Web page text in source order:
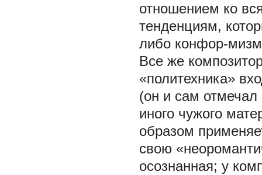
отношением ко
тенденциям,
либо конфор-
Все же
«политехника»
(он и сам отмечал
иного чужого
образом
свою
осознанная; у